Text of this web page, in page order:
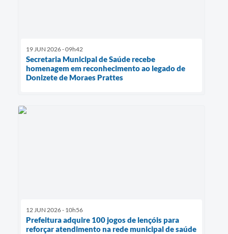
19 JUN 2026 - 09h42
Secretaria Municipal de Saúde recebe
homenagem em reconhecimento ao legado de
Donizete de Moraes Prattes
12 JUN 2026 - 10h56
Prefeitura adquire 100 jogos de lençóis para
reforçar atendimento na rede municipal de saúde